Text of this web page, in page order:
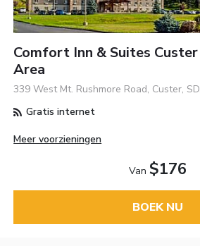
Comfort Inn & Suites
Area
339 West Mt. Rushmore Road, Custer,
Gratis internet
Meer voorzieningen
Van $176
BOEK NU